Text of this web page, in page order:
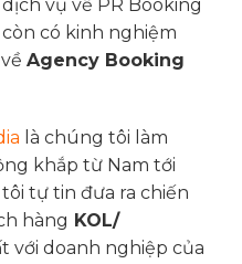
vụ về PR Booking
có kinh nghiệm
Agency Booking
là chúng tôi làm
khắp từ Nam tới
tự tin đưa ra chiến
hàng KOL/
với doanh nghiệp của